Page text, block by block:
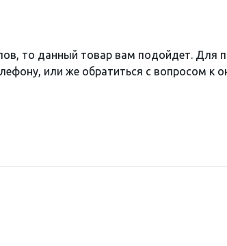
то данный товар вам подойдет. Для
или же обратиться с вопросом к